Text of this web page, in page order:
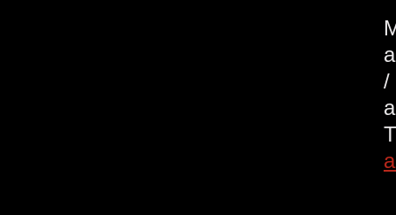
/